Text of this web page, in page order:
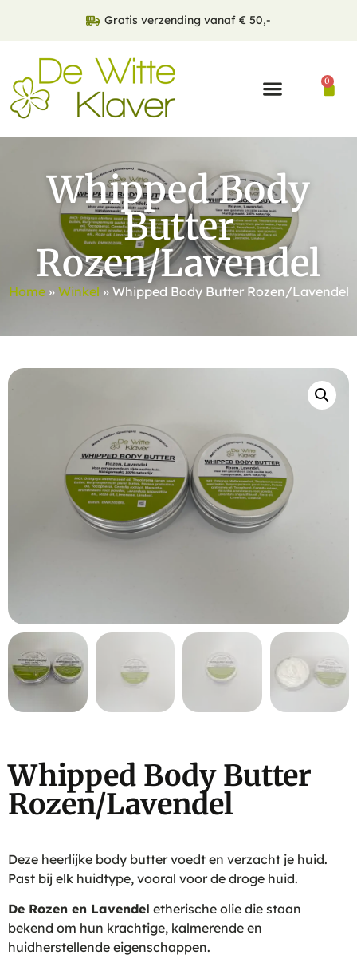
Gratis verzending vanaf € 50,-
0
Whipped Body
Butter
Rozen/Lavendel
Home» Winkel » Whipped Body Butter Rozen/Lavendel
Whipped Body Butter
Rozen/Lavendel
Deze heerlijke body butter voedt en verzacht je huid.
Past bij elk huidtype, vooral voor de droge huid.
De Rozen en Lavendel etherische olie die staan
bekend om hun krachtige, kalmerende en
huidherstellende eigenschappen.